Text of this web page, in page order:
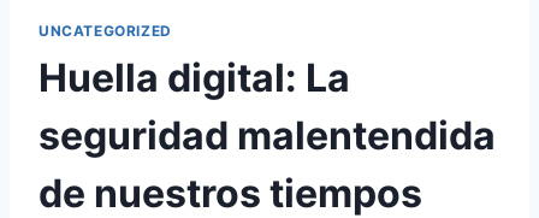
UNCATEGORIZED
Huella digital: La
seguridad malentendida
de nuestros tiempos